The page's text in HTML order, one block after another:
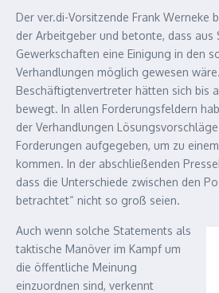
Der ver.di-Vorsitzende Frank Werneke
der Arbeitgeber und betonte, dass aus
Gewerkschaften eine Einigung in den
Verhandlungen möglich gewesen
Beschäftigtenvertreter hätten sich bis
bewegt. In allen Forderungsfeldern
der Verhandlungen
Forderungen aufgegeben, um zu
kommen. In der abschließenden
dass die Unterschiede zwischen den
betrachtet“ nicht so groß seien.
Auch wenn solche Statements als
taktische Manöver im Kampf um
die öffentliche Meinung
einzuordnen sind, verkennt